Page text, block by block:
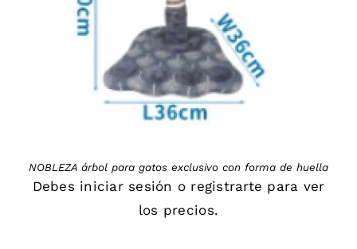
NOBLEZA árbol para gatos exclusivo con forma de huella
Debes iniciar sesión o registrarte para ver
los precios.